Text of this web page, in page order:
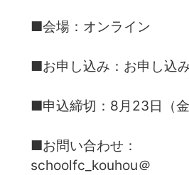
■会場：オンライン
■お申し込み：お申し込
■申込締切：8月23日（
■お問い合わせ：
schoolfc_kouhou＠